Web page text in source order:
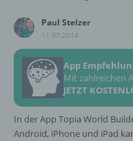
Paul Stelzer
11.07.2014
App
Mit zahlreichen
JETZT
In der App Topia World
Android, iPhone und iPad